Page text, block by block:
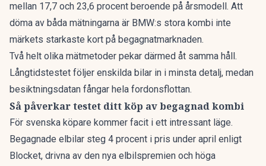
mellan 17,7 och 23,6 procent beroende på årsmodell. Att
döma av båda mätningarna är BMW:s stora kombi inte
märkets starkaste kort på begagnatmarknaden.
Två helt olika mätmetoder pekar därmed åt samma håll.
Långtidstestet följer enskilda bilar in i minsta detalj, medan
besiktningsdatan fångar hela fordonsflottan.
Så påverkar testet ditt köp av begagnad kombi
För svenska köpare kommer facit i ett intressant läge.
Begagnade elbilar steg 4 procent i pris under april enligt
Blocket, drivna av den nya elbilspremien och höga